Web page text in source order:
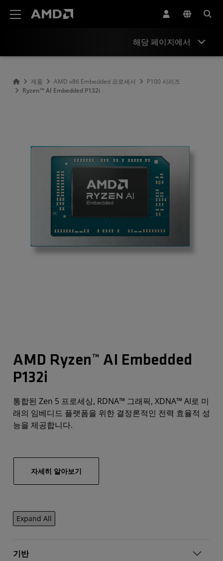
해당 페이지에서
제품 AMD x86 Embedded 프로세서
P100 시리즈
Ryzen™ AI Embedded P132i
AMD Ryzen™ AI Embedded
P132i
통합된 Zen 5 프로세싱, RDNA™ 그래픽, XDNA™ AI로 미
래의 임베디드 플랫폼을 위한 결정론적인 전력 효율적 성
능을 제공합니다.
자세히 알아보기
Expand All
기반